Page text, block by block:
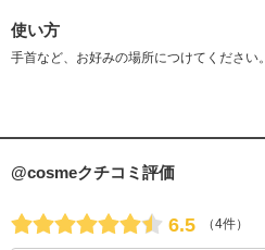
使い方
手首など、お好みの場所につけてください。
@cosmeクチコミ評価
6.5 （4件）